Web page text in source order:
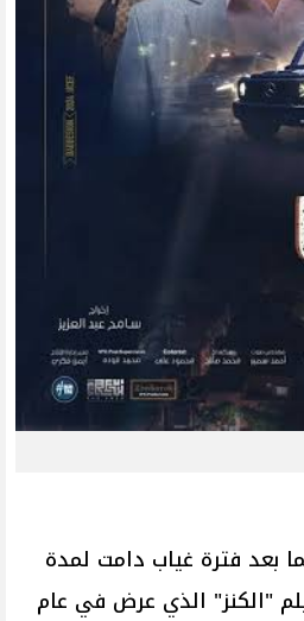
فترة غياب دامت لمدة
"الكنز" الذي عرض في عام